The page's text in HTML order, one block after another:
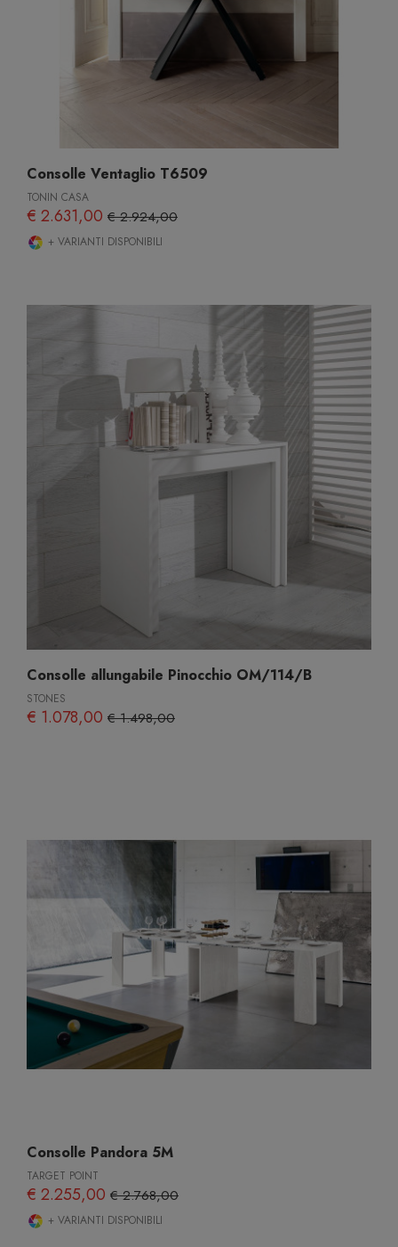
Consolle Ventaglio T6509
TONIN CASA
€ 2.631,00 € 2.924,00
+ VARIANTI DISPONIBILI
Consolle allungabile Pinocchio OM/114/B
STONES
€ 1.078,00 € 1.498,00
Consolle Pandora 5M
TARGET POINT
€ 2.255,00 € 2.768,00
+ VARIANTI DISPONIBILI